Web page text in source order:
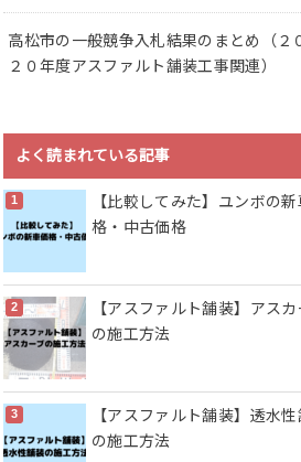
高松市の一般競争入札結果のまとめ（２
２０年度アスファルト舗装工事関連）
よく読まれている記事
【比較してみた】ユンボの新
格・中古価格
【アスファルト舗装】アスカ
の施工方法
【アスファルト舗装】透水
の施工方法